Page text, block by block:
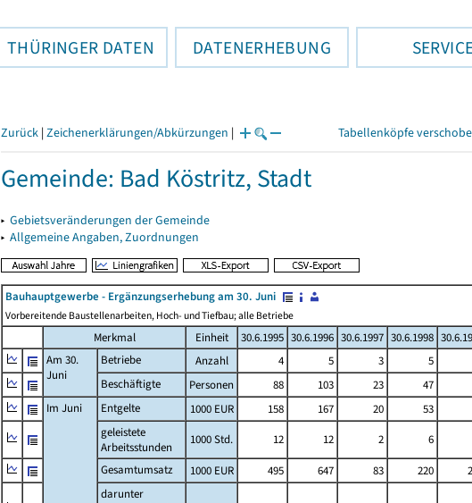
THÜRINGER DATEN DATENERHEBUNG
Zurück | Zeichenerklärungen/Abkürzungen | Tabellenköpfe
Gemeinde: Bad Köstritz, Stadt
▸ Gebietsveränderungen der Gemeinde
▸ Allgemeine Angaben, Zuordnungen
Bauhauptgewerbe - Ergänzungserhebung am 30. Juni
Vorbereitende Baustellenarbeiten, Hoch- und Tiefbau; alle Betriebe
Merkmal Einheit 30.6.1995 30.6.1996 30.6.1997 30.6.1998
Am 30.
Juni
Betriebe Anzahl 4 5 3 5
Beschäftigte
Personen 88 103 23 47
Im Juni
Entgelte 1000 EUR 158 167 20 53
geleistete
Arbeitsstunden
1000 Std. 12 12 2 6
Gesamtumsatz
1000 EUR 495 647 83 220
darunter